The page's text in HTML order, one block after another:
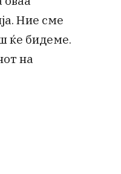
Ние сме
ќе бидеме.
на